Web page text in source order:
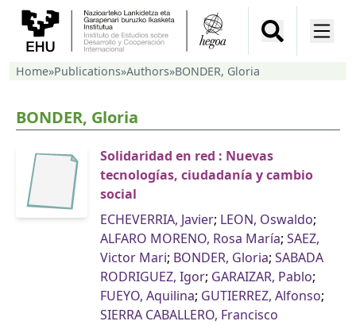
Home»Publications»Authors»BONDER, Gloria
BONDER, Gloria
Solidaridad en red : Nuevas
tecnologías, ciudadanía y cambio
social
ECHEVERRIA, Javier; LEON, Oswaldo;
ALFARO MORENO, Rosa María; SAEZ,
Victor Mari; BONDER, Gloria; SABADA
RODRIGUEZ, Igor; GARAIZAR, Pablo;
FUEYO, Aquilina; GUTIERREZ, Alfonso;
SIERRA CABALLERO, Francisco